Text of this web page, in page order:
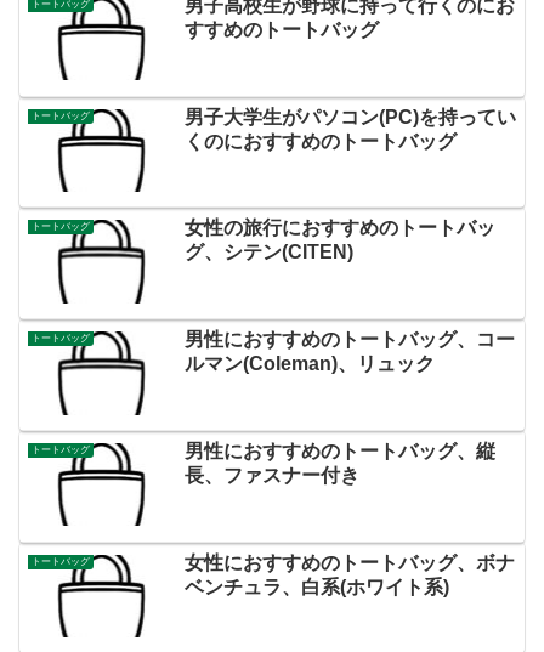
トートバッグ
男子高校生が野球に持って行くのにお
すすめのトートバッグ
トートバッグ
男子大学生がパソコン(PC)を持ってい
くのにおすすめのトートバッグ
トートバッグ
女性の旅行におすすめのトートバッ
グ、シテン(CITEN)
トートバッグ
男性におすすめのトートバッグ、コー
ルマン(Coleman)、リュック
トートバッグ
男性におすすめのトートバッグ、縦
長、ファスナー付き
トートバッグ
女性におすすめのトートバッグ、ボナ
ベンチュラ、白系(ホワイト系)